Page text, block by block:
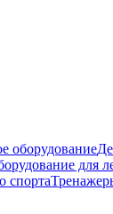
оборудование
для
спорта